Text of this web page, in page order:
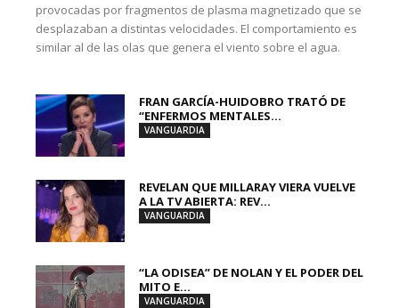
provocadas por fragmentos de plasma magnetizado que se
desplazaban a distintas velocidades. El comportamiento es
similar al de las olas que genera el viento sobre el agua.
FRAN GARCÍA-HUIDOBRO TRATÓ DE
“ENFERMOS MENTALES...
VANGUARDIA
REVELAN QUE MILLARAY VIERA VUELVE
A LA TV ABIERTA: REV...
VANGUARDIA
“LA ODISEA” DE NOLAN Y EL PODER DEL
MITO E...
VANGUARDIA